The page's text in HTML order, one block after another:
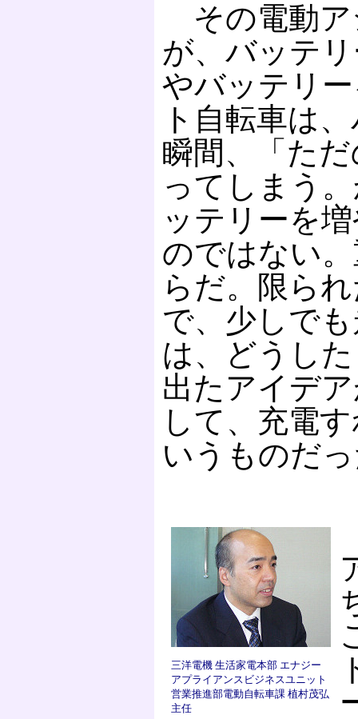
その電動ア
が、バッテ
やバッテリ
ト自転車は
瞬間、「た
ってしまう
ッテリーを
のではない
らだ。限ら
で、少しで
は、どうし
出たアイデ
して、充電
いうものだ
三洋電機 生活家電本部 エナジー
アプライアンスビジネスユニット
営業推進部電動自転車課 植村茂弘
主任